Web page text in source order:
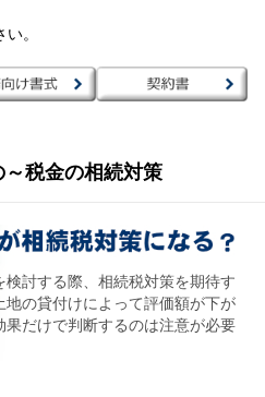
。
税金の相続対策
討する際、相続税対策を期待す
の貸付けによって評価額が下が
だけで判断するのは注意が必要